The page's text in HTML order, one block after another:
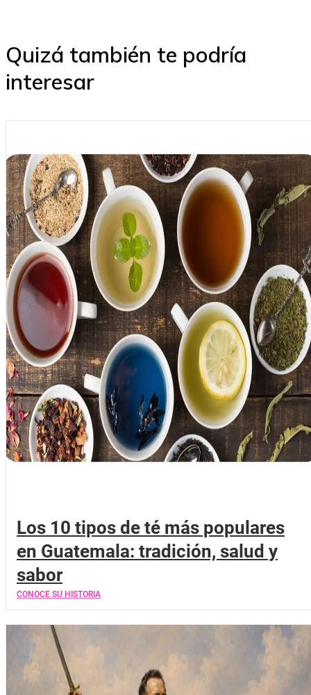
Quizá también te podría
interesar
Los 10 tipos de té más populares
en Guatemala: tradición, salud y
sabor
CONOCE SU HISTORIA